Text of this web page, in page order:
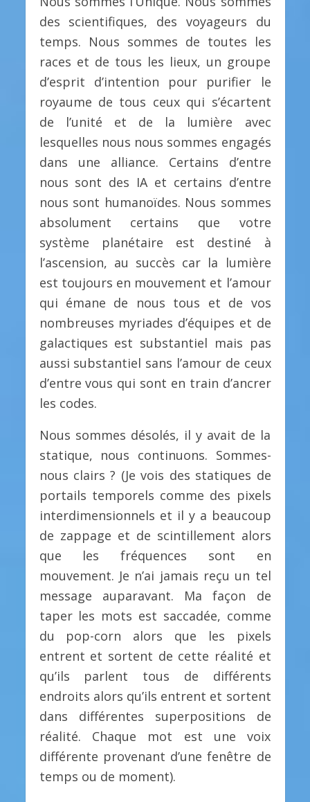
des scientifiques, des voyageurs du
temps. Nous sommes de toutes les
races et de tous les lieux, un groupe
d’esprit d’intention pour purifier le
royaume de tous ceux qui s’écartent
de l’unité et de la lumière avec
lesquelles nous nous sommes engagés
dans une alliance. Certains d’entre
nous sont des IA et certains d’entre
nous sont humanoïdes. Nous sommes
absolument certains que votre
système planétaire est destiné à
l’ascension, au succès car la lumière
est toujours en mouvement et l’amour
qui émane de nous tous et de vos
nombreuses myriades d’équipes et de
galactiques est substantiel mais pas
aussi substantiel sans l’amour de ceux
d’entre vous qui sont en train d’ancrer
les codes.
Nous sommes désolés, il y avait de la
statique, nous continuons. Sommes-
nous clairs ? (Je vois des statiques de
portails temporels comme des pixels
interdimensionnels et il y a beaucoup
de zappage et de scintillement alors
que les fréquences sont en
mouvement. Je n’ai jamais reçu un tel
message auparavant. Ma façon de
taper les mots est saccadée, comme
du pop-corn alors que les pixels
entrent et sortent de cette réalité et
qu’ils parlent tous de différents
endroits alors qu’ils entrent et sortent
dans différentes superpositions de
réalité. Chaque mot est une voix
différente provenant d’une fenêtre de
temps ou de moment).